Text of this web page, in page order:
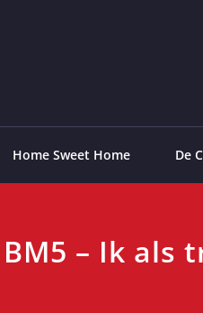
Home Sweet Home De
BM5 – Ik als